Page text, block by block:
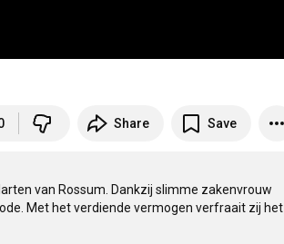
Share Save
van Rossum. Dankzij slimme zakenvrouw
Met het verdiende vermogen verfraait zij het